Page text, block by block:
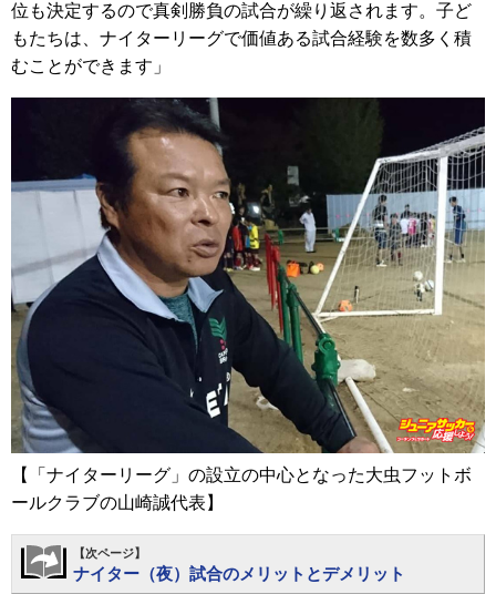
位も決定するので真剣勝負の試合が繰り返されます。子ど
もたちは、ナイターリーグで価値ある試合経験を数多く積
むことができます」
【「ナイターリーグ」の設立の中心となった大虫フットボ
ールクラブの山崎誠代表】
【次ページ】
ナイター（夜）試合のメリットとデメリット